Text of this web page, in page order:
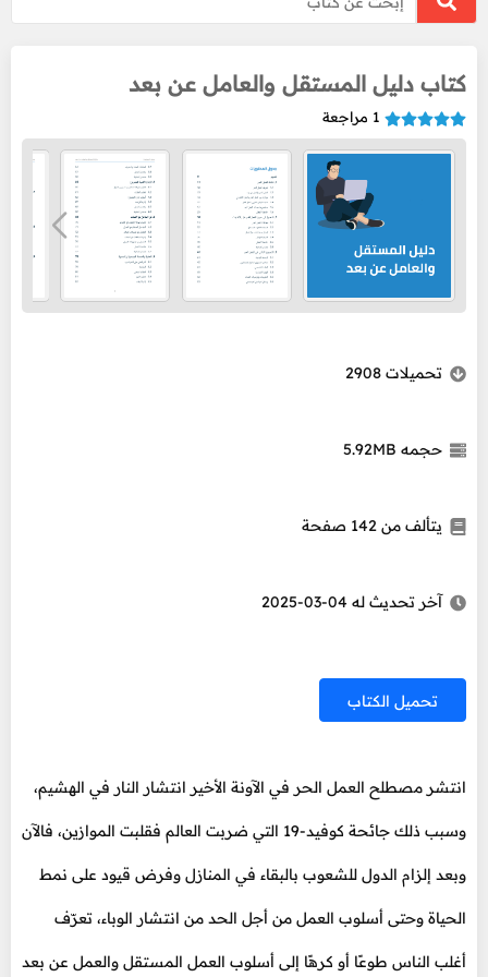
كتاب دليل المستقل والعامل عن بعد
1 مراجعة
تحميلات 2908
حجمه 5.92MB
يتألف من 142 صفحة
آخر تحديث له 04-03-2025
تحميل الكتاب
انتشر مصطلح العمل الحر في الآونة الأخير انتشار النار في الهشيم،
وسبب ذلك جائحة كوفيد-19 التي ضربت العالم فقلبت الموازين، فالآن
وبعد إلزام الدول للشعوب بالبقاء في المنازل وفرض قيود على نمط
الحياة وحتى أسلوب العمل من أجل الحد من انتشار الوباء، تعرّف
أغلب الناس طوعًا أو كرهًا إلى أسلوب العمل المستقل والعمل عن بعد